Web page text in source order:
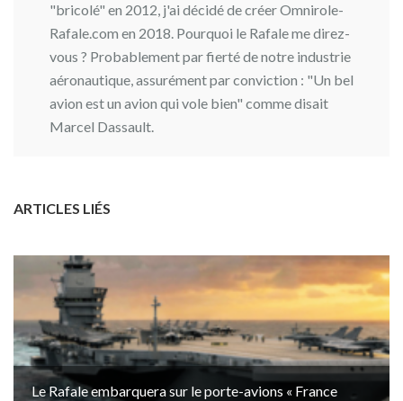
"bricolé" en 2012, j'ai décidé de créer Omnirole-
Rafale.com en 2018. Pourquoi le Rafale me direz-
vous ? Probablement par fierté de notre industrie
aéronautique, assurément par conviction : "Un bel
avion est un avion qui vole bien" comme disait
Marcel Dassault.
ARTICLES LIÉS
Le Rafale embarquera sur le porte-avions « France